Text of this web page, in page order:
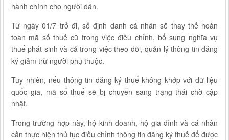
hành chính cho người dân.
Từ ngày 01/7 trở đi, số định danh cá nhân sẽ thay thế hoàn
toàn mã số thuế cũ trong việc điều chỉnh, bổ sung nghĩa vụ
thuế phát sinh và cả trong việc theo dõi, quản lý thông tin đăng
ký giảm trừ người phụ thuộc.
Tuy nhiên, nếu thông tin đăng ký thuế không khớp với dữ liệu
quốc gia, mã số thuế sẽ bị chuyển sang trạng thái chờ cập
nhật.
Trong trường hợp này, hộ kinh doanh, hộ gia đình và cá nhân
cần thực hiện thủ tục điều chỉnh thông tin đăng ký thuế để được